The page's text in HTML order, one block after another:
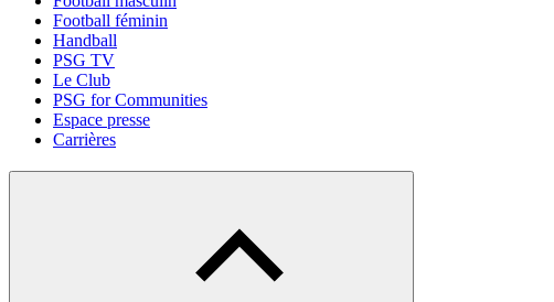
Football féminin
Handball
PSG TV
Le Club
PSG for Communities
Espace presse
Carrières